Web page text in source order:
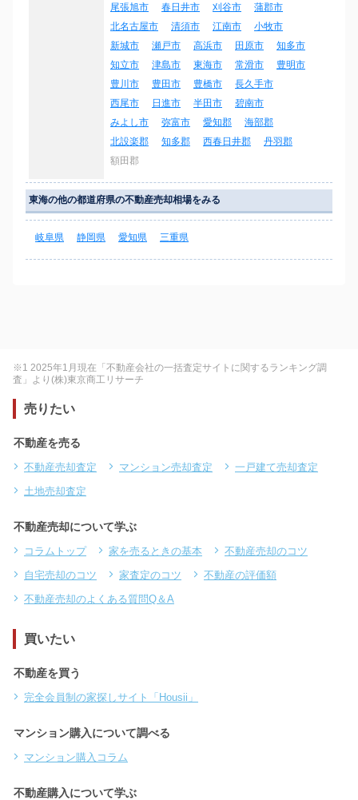
尾張旭市
春日井市 刈谷市
蒲郡市
北名古屋市
清須市 江南市
小牧市
新城市
瀬戸市 高浜市 田原市
知多市
知立市
津島市 東海市 常滑市
豊明市
豊川市
豊田市 豊橋市
長久手市
西尾市
日進市 半田市
碧南市
みよし市
弥富市 愛知郡
海部郡
北設楽郡
知多郡 西春日井郡
丹羽郡
額田郡
東海の他の都道府県の不動産売却相場をみる
岐阜県 静岡県 愛知県 三重県
※1 2025年1月現在「不動産会社の一括査定サイトに関するランキング調
査」より(株)東京商工リサーチ
売りたい
不動産を売る
不動産売却査定 マンション売却査定
一戸建て売却査定
土地売却査定
不動産売却について学ぶ
コラムトップ 家を売るときの基本
不動産売却のコツ
自宅売却のコツ
家査定のコツ
不動産の評価額
不動産売却のよくある質問Q＆A
買いたい
不動産を買う
完全会員制の家探しサイト「Housii」
マンション購入について調べる
マンション購入コラム
不動産購入について学ぶ